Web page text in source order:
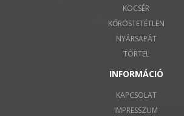
KOCSÉR
KŐRÖSTETÉTLEN
NYÁRSAPÁT
TÖRTEL
INFORMÁCIÓ
KAPCSOLAT
IMPRESSZUM